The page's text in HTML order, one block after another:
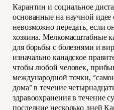
Карантин и социальное
основанные на научной
невозможно передать, если
хозяина. Мелкомасштабные
для борьбы с болезнями и
изначально канадское
чтобы любой человек,
международной точки,
дома" в течение
здравоохранения в течение
последние несколько дней